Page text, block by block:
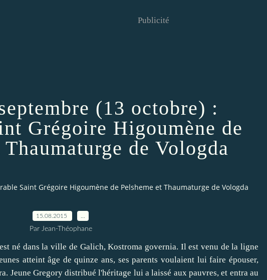
Publicité
(13 octobre) :
Grégoire Higoumène de
Thaumaturge de Vologda
Saint Grégoire Higoumène de Pelsheme et Thaumaturge de Vologda
15.08.2015
Par Jean-Théophane
né dans la ville de Galich, Kostroma governia. Il est venu de la ligne
atteint âge de quinze ans, ses parents voulaient lui faire épouser,
Jeune Gregory distribué l'héritage lui a laissé aux pauvres, et entra au